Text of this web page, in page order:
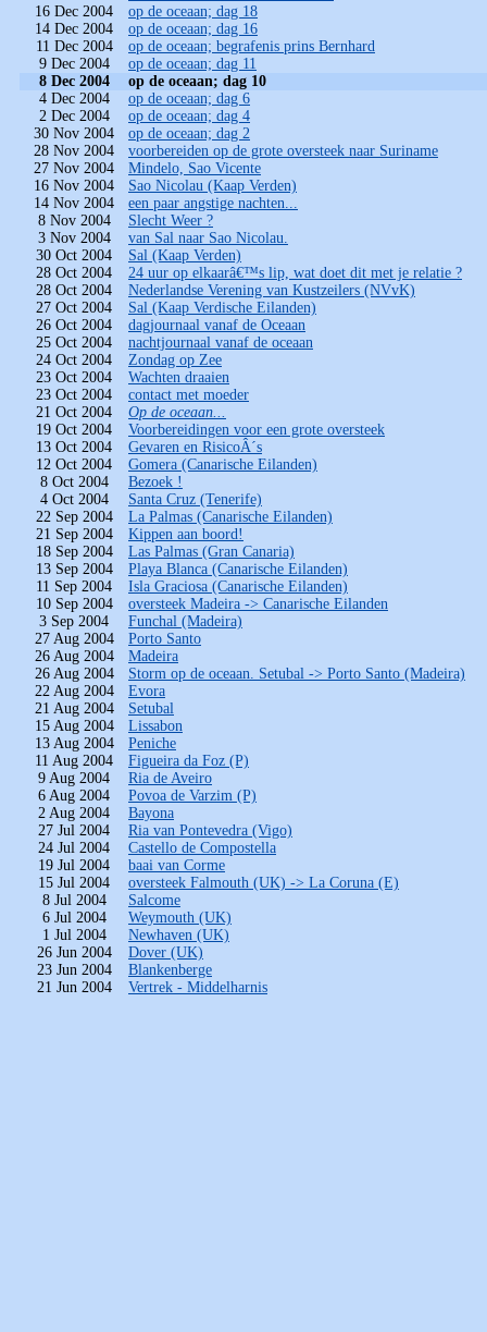
16 Dec 2004
op de oceaan; dag 18
14 Dec 2004
op de oceaan; dag 16
11 Dec 2004
op de oceaan; begrafenis prins Bernhard
9 Dec 2004
op de oceaan; dag 11
8 Dec 2004
op de oceaan; dag 10
4 Dec 2004
op de oceaan; dag 6
2 Dec 2004
op de oceaan; dag 4
30 Nov 2004
op de oceaan; dag 2
28 Nov 2004
voorbereiden op de grote oversteek naar Suriname
27 Nov 2004
Mindelo, Sao Vicente
16 Nov 2004
Sao Nicolau (Kaap Verden)
14 Nov 2004
een paar angstige nachten...
8 Nov 2004
Slecht Weer ?
3 Nov 2004
van Sal naar Sao Nicolau.
30 Oct 2004
Sal (Kaap Verden)
28 Oct 2004
24 uur op elkaarâ€™s lip, wat doet dit met je relatie ?
28 Oct 2004
Nederlandse Verening van Kustzeilers (NVvK)
27 Oct 2004
Sal (Kaap Verdische Eilanden)
26 Oct 2004
dagjournaal vanaf de Oceaan
25 Oct 2004
nachtjournaal vanaf de oceaan
24 Oct 2004
Zondag op Zee
23 Oct 2004
Wachten draaien
23 Oct 2004
contact met moeder
21 Oct 2004
Op de oceaan...
19 Oct 2004
Voorbereidingen voor een grote oversteek
13 Oct 2004
Gevaren en RisicoÂ´s
12 Oct 2004
Gomera (Canarische Eilanden)
8 Oct 2004
Bezoek !
4 Oct 2004
Santa Cruz (Tenerife)
22 Sep 2004
La Palmas (Canarische Eilanden)
21 Sep 2004
Kippen aan boord!
18 Sep 2004
Las Palmas (Gran Canaria)
13 Sep 2004
Playa Blanca (Canarische Eilanden)
11 Sep 2004
Isla Graciosa (Canarische Eilanden)
10 Sep 2004
oversteek Madeira -> Canarische Eilanden
3 Sep 2004
Funchal (Madeira)
27 Aug 2004
Porto Santo
26 Aug 2004
Madeira
26 Aug 2004
Storm op de oceaan. Setubal -> Porto Santo (Madeira)
22 Aug 2004
Evora
21 Aug 2004
Setubal
15 Aug 2004
Lissabon
13 Aug 2004
Peniche
11 Aug 2004
Figueira da Foz (P)
9 Aug 2004
Ria de Aveiro
6 Aug 2004
Povoa de Varzim (P)
2 Aug 2004
Bayona
27 Jul 2004
Ria van Pontevedra (Vigo)
24 Jul 2004
Castello de Compostella
19 Jul 2004
baai van Corme
15 Jul 2004
oversteek Falmouth (UK) -> La Coruna (E)
8 Jul 2004
Salcome
6 Jul 2004
Weymouth (UK)
1 Jul 2004
Newhaven (UK)
26 Jun 2004
Dover (UK)
23 Jun 2004
Blankenberge
21 Jun 2004
Vertrek - Middelharnis